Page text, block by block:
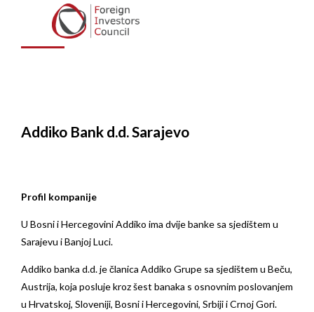
Sarajevo
Addiko Bank d.d. Sarajevo
Profil kompanije
U Bosni i Hercegovini Addiko ima dvije banke sa sjedištem u
Sarajevu i Banjoj Luci.
Addiko banka d.d. je članica Addiko Grupe sa sjedištem u Beču,
Austrija, koja posluje kroz šest banaka s osnovnim poslovanjem
u Hrvatskoj, Sloveniji, Bosni i Hercegovini, Srbiji i Crnoj Gori.